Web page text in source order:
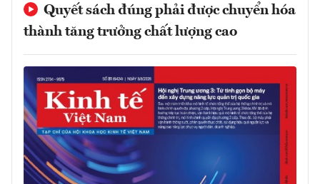
Quyết sách đúng phải được chuyển hóa
thành tăng trưởng chất lượng cao